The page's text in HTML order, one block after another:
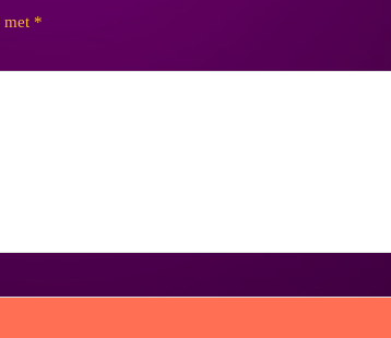
met *